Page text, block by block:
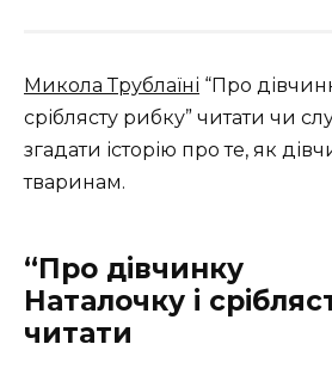
Микола Трублаїні “Про
сріблясту рибку” читати чи
згадати історію про те, як
тваринам.
“Про дівчинку
Наталочку і
читати